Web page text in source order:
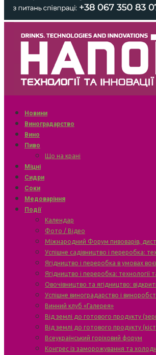
Новини
Виноградарство
Вино
Пиво
Що на крані
Міцні
Сидри
Соки
Медоваріння
Події
Календар
Фото / Відео
Міжнародний Форум пивоварів,
Успішне садівництво і переробка:
Ягідництво і переробка в умовах
Ягідництво і переробка: технології
Овочівництво та ягідництво:
Успішне виноградарство і
Винний клуб «Галерея»
Від землі до готового продукту
Від землі до готового продукту
Всеукраїнський горіховий форум
Конгрес із заморожування та